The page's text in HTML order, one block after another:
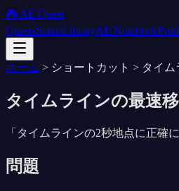
🎮 AE Quest
QuestsStatusLibraryAE Notebook
ホーム > ショートカット > タイ
タイムラインの最速
「 タイムラインの2秒地点に正確
問題